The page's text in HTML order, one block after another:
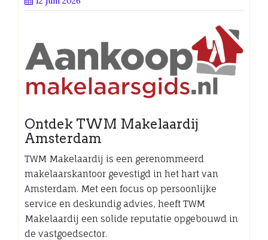
Ontdek TWM Makelaardij
Amsterdam
TWM Makelaardij is een gerenommeerd
makelaarskantoor gevestigd in het hart van
Amsterdam. Met een focus op persoonlijke
service en deskundig advies, heeft TWM
Makelaardij een solide reputatie opgebouwd in
de vastgoedsector.